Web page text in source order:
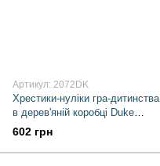
Артикул: 2072DK
Хрестики-нуліки гра-дитинства
в дерев'яній коробці Duke
(2072DK)
602 грн